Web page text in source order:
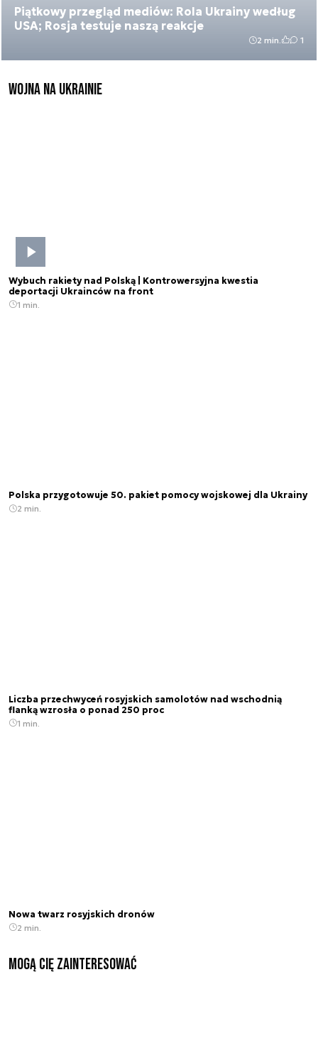
Piątkowy przegląd mediów: Rola Ukrainy według
USA; Rosja testuje naszą reakcje
2 min. 1
Wojna na Ukrainie
Wybuch rakiety nad Polską | Kontrowersyjna kwestia
deportacji Ukrainców na front
1 min.
Polska przygotowuje 50. pakiet pomocy wojskowej dla Ukrainy
2 min.
Liczba przechwyceń rosyjskich samolotów nad wschodnią
flanką wzrosła o ponad 250 proc
1 min.
Nowa twarz rosyjskich dronów
2 min.
Mogą Cię zainteresować